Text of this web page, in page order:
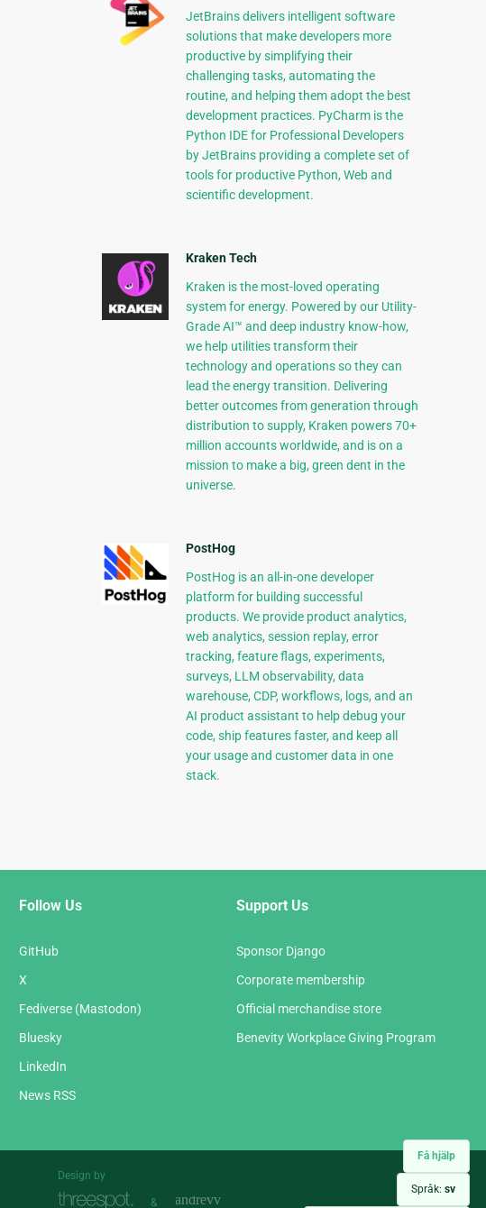
Få hjälp
Språk: sv
JetBrains delivers intelligent software
solutions that make developers more
productive by simplifying their
challenging tasks, automating the
routine, and helping them adopt the best
development practices. PyCharm is the
Python IDE for Professional Developers
by JetBrains providing a complete set of
tools for productive Python, Web and
scientific development.
Kraken Tech
Kraken is the most-loved operating
system for energy. Powered by our Utility-
Grade AI™ and deep industry know-how,
we help utilities transform their
technology and operations so they can
lead the energy transition. Delivering
better outcomes from generation through
distribution to supply, Kraken powers 70+
million accounts worldwide, and is on a
mission to make a big, green dent in the
universe.
PostHog
PostHog is an all-in-one developer
platform for building successful
products. We provide product analytics,
web analytics, session replay, error
tracking, feature flags, experiments,
surveys, LLM observability, data
warehouse, CDP, workflows, logs, and an
AI product assistant to help debug your
code, ship features faster, and keep all
your usage and customer data in one
stack.
Follow Us
GitHub
X
Fediverse (Mastodon)
Bluesky
LinkedIn
News RSS
Support Us
Sponsor Django
Corporate membership
Official merchandise store
Benevity Workplace Giving Program
Design by
&